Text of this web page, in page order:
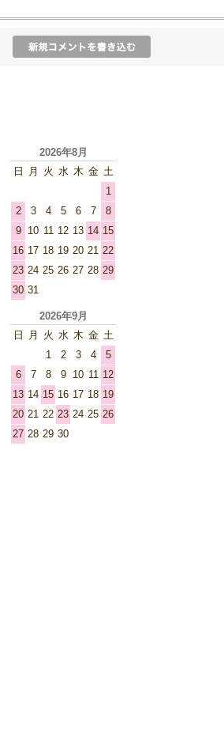
2026年8月
日
月 火 水 木 金 土
1
2
3 4 5 6 7
8
9
10 11 12 13 14 15
16 17 18 19 20 21 22
23 24 25 26 27 28 29
30 31
2026年9月
日
月 火 水 木 金 土
1
2 3 4
5
6
7 8 9 10 11 12
13 14 15 16 17 18 19
20 21 22 23 24 25 26
27 28 29 30